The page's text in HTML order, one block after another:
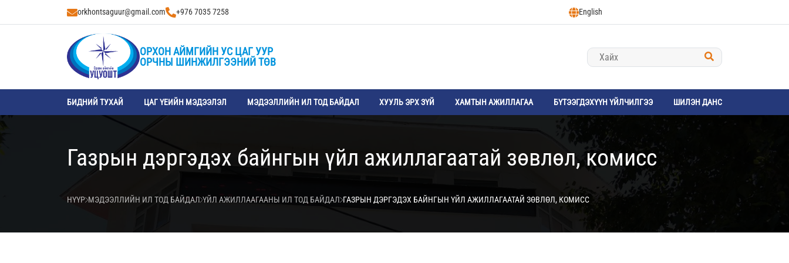
orkhontsaguur@gmail.com +976 7035 7258 English
ОРХОН АЙМГИЙН УС ЦАГ УУР
ОРЧНЫ ШИНЖИЛГЭЭНИЙ ТӨВ
БИДНИЙ ТУХАЙ ЦАГ ҮЕИЙН МЭДЭЭЛЭЛ МЭДЭЭЛЛИЙН ИЛ ТОД БАЙДАЛ ХУУЛЬ ЭРХ ЗҮЙ ХАМТЫН АЖИЛЛАГАА БҮТЭЭГДЭХҮҮН ҮЙЛЧИЛГЭЭ ШИЛЭН ДАНС
Газрын дэргэдэх байнгын үйл ажиллагаатай зөвлөл, комисс
НҮҮР МЭДЭЭЛЛИЙН ИЛ ТОД БАЙДАЛ ҮЙЛ АЖИЛЛААГААНЫ ИЛ ТОД БАЙДАЛ ГАЗРЫН ДЭРГЭДЭХ БАЙНГЫН ҮЙЛ АЖИЛЛАГААТАЙ ЗӨВЛӨЛ, КОМИСС